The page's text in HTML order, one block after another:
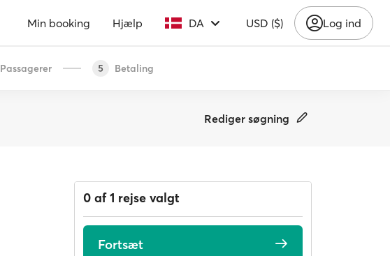
Min booking Hjælp DA USD ($) Log ind
Passagerer 5 Betaling
Rediger søgning
0 af 1 rejse valgt
Fortsæt